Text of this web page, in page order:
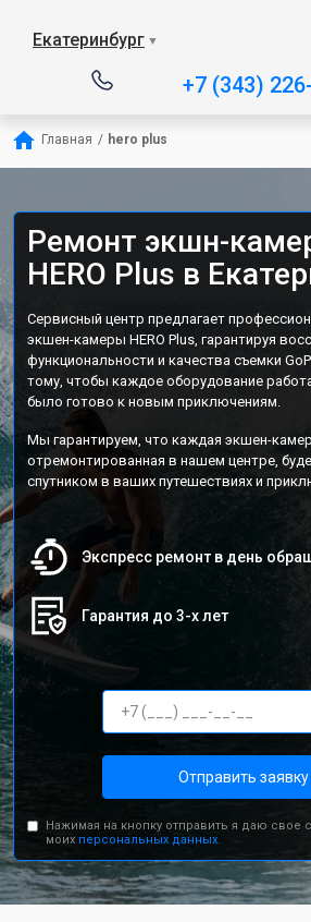
Екатеринбург ▼
+7 (343)
Главная / hero plus
Ремонт экшн-
HERO Plus в
Сервисный центр предлагает
экшен-камеры HERO Plus, гарантируя
функциональности и качества съемки
тому, чтобы каждое оборудование
было готово к новым приключениям.
Мы гарантируем, что каждая экшен-
отремонтированная в нашем центре,
спутником в ваших путешествиях и
Экспресс ремонт в день
Гарантия до 3-х лет
Отправить заявку
Нажимая на кнопку отправить я даю свое
моих персональных данных.